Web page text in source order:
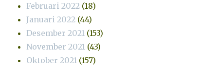
Februari 2022 (18)
Januari 2022 (44)
Desember 2021 (153)
November 2021 (43)
Oktober 2021 (157)